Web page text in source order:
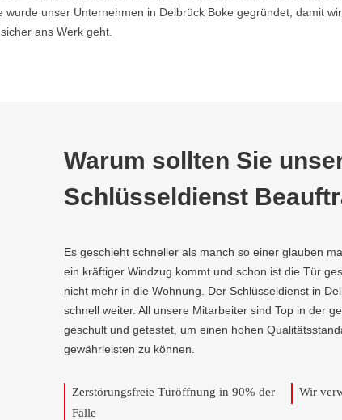
unser Unternehmen in Delbrück Boke gegründet, damit
ans Werk geht.
Warum sollten Sie
Schlüsseldienst
Es geschieht schneller als manch so einer glauben
ein kräftiger Windzug kommt und schon ist die Tür
nicht mehr in die Wohnung. Der Schlüsseldienst in
schnell weiter. All unsere Mitarbeiter sind Top in der
geschult und getestet, um einen hohen
gewährleisten zu können.
Zerstörungsfreie Türöffnung in 90% der
Fälle
Wir